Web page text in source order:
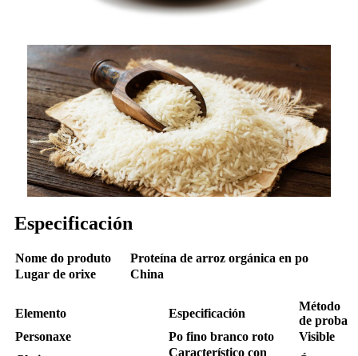
Especificación
Nome do produto
Proteína de arroz orgánica en po
Lugar de orixe
China
Elemento Especificación
Método
de proba
Personaxe
Po fino branco roto
Visible
Característico con